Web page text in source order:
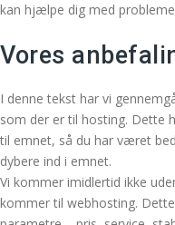
kan hjælpe dig med
Vores
I denne tekst har vi
som der er til hosting. Dette
til emnet, så du har været
dybere ind i emnet.
Vi kommer imidlertid ikke
kommer til webhosting.